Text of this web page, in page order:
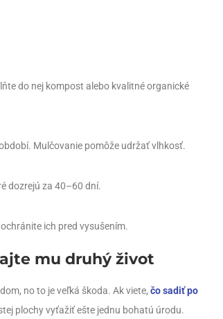
do nej kompost alebo kvalitné organické
Mulčovanie pomôže udržať vlhkosť.
dozrejú za 40–60 dní.
ich pred vysušením.
mu druhý život
no to je veľká škoda. Ak viete, čo sadiť po
plochy vyťažiť ešte jednu bohatú úrodu.